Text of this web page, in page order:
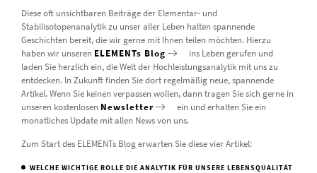
Diese oft unsichtbaren Beiträge der Elementar- und
Stabilisotopenanalytik zu unser aller Leben halten spannende
Geschichten bereit, die wir gerne mit Ihnen teilen möchten. Hierzu
haben wir unseren ELEMENTs Blog
ins Leben gerufen und
laden Sie herzlich ein, die Welt der Hochleistungsanalytik mit uns zu
entdecken. In Zukunft finden Sie dort regelmäßig neue, spannende
Artikel. Wenn Sie keinen verpassen wollen, dann tragen Sie sich gerne in
unseren kostenlosen Newsletter
ein und erhalten Sie ein
monatliches Update mit allen News von uns.
Zum Start des ELEMENTs Blog erwarten Sie diese vier Artikel:
WELCHE WICHTIGE ROLLE DIE ANALYTIK FÜR UNSERE LEBENSQUALITÄT